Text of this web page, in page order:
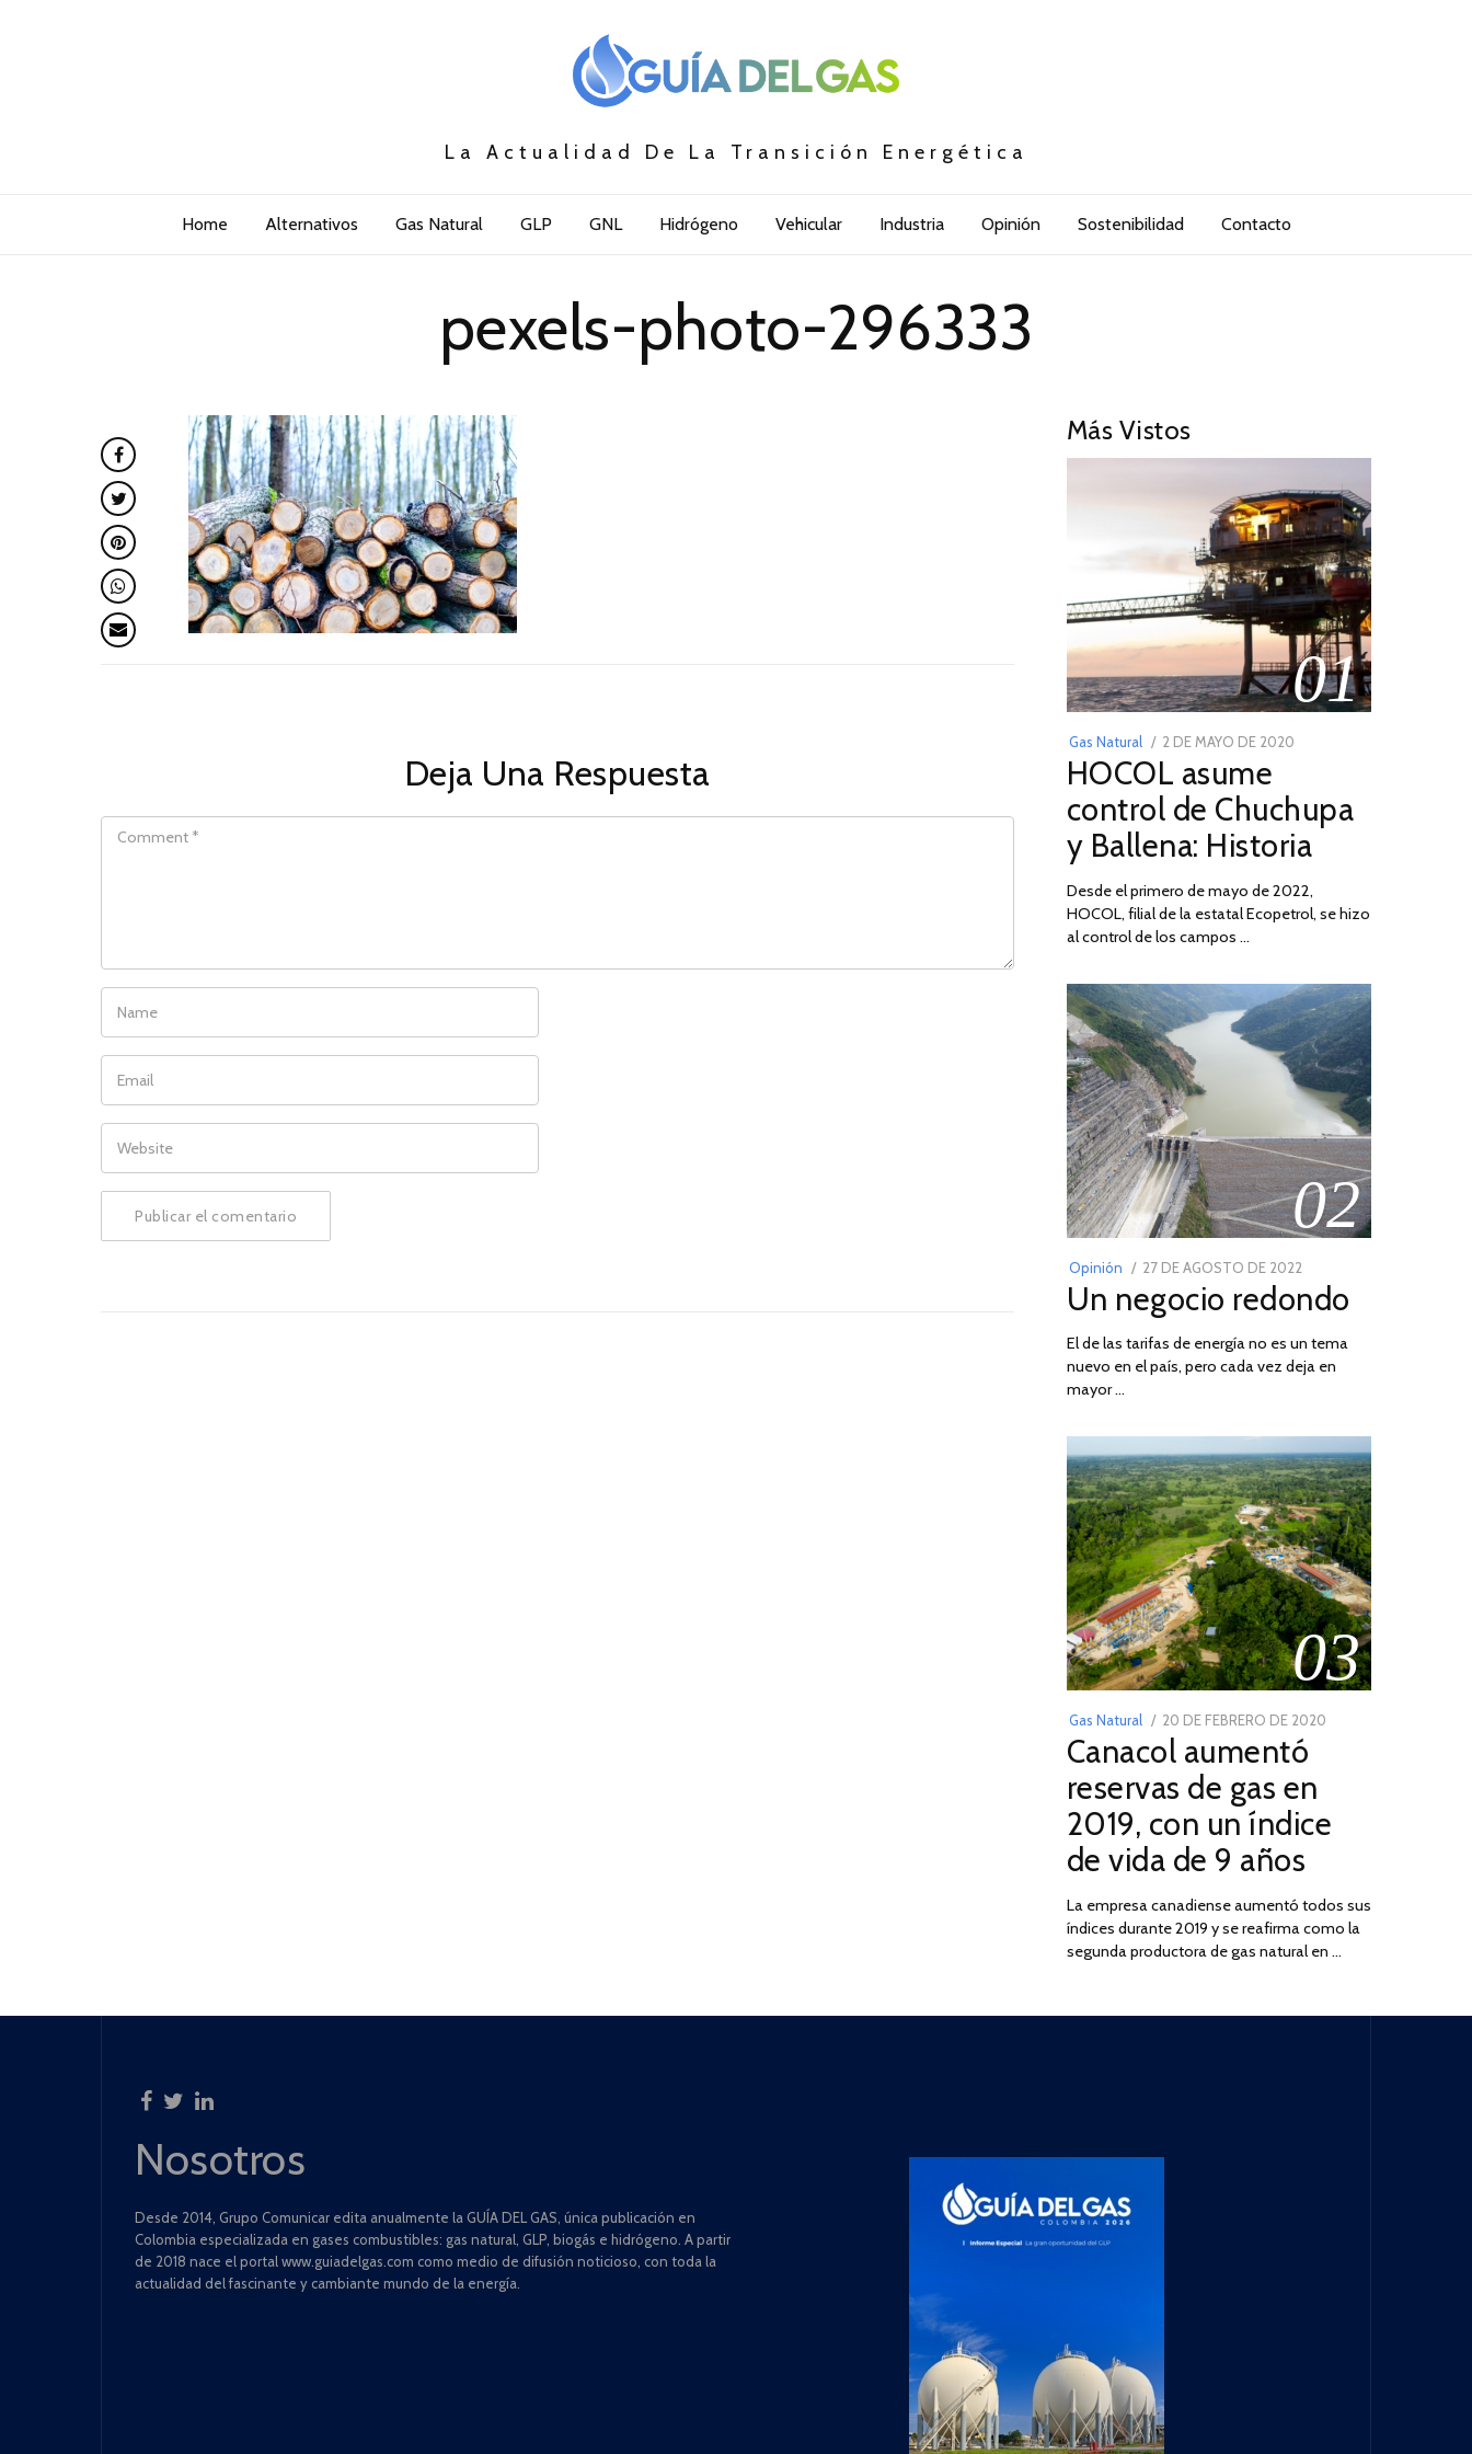
La Actualidad De La Transición Energética
Home Alternativos Gas Natural GLP GNL Hidrógeno Vehicular Industria Opinión Sostenibilidad Contacto
pexels-photo-296333
Deja Una Respuesta
Más Vistos
01
Gas Natural
POSTED
ON
2 DE MAYO DE 2020
DE
2026
HOCOL asume
control de Chuchupa
y Ballena: Historia
Desde el primero de mayo de 2022,
HOCOL, filial de la estatal Ecopetrol, se hizo
al control de los campos …
02
Opinión
POSTED
ON
27 DE AGOSTO DE 2022
DE
DE
2022
Un negocio redondo
El de las tarifas de energía no es un tema
nuevo en el país, pero cada vez deja en
mayor …
03
Gas Natural
POSTED
ON
20 DE FEBRERO DE 2020
2025
Canacol aumentó
reservas de gas en
2019, con un índice
de vida de 9 años
La empresa canadiense aumentó todos sus
índices durante 2019 y se reafirma como la
segunda productora de gas natural en …
Nosotros
Desde 2014, Grupo Comunicar edita anualmente la GUÍA DEL GAS, única publicación en
Colombia especializada en gases combustibles: gas natural, GLP, biogás e hidrógeno. A partir
de 2018 nace el portal www.guiadelgas.com como medio de difusión noticioso, con toda la
actualidad del fascinante y cambiante mundo de la energía.